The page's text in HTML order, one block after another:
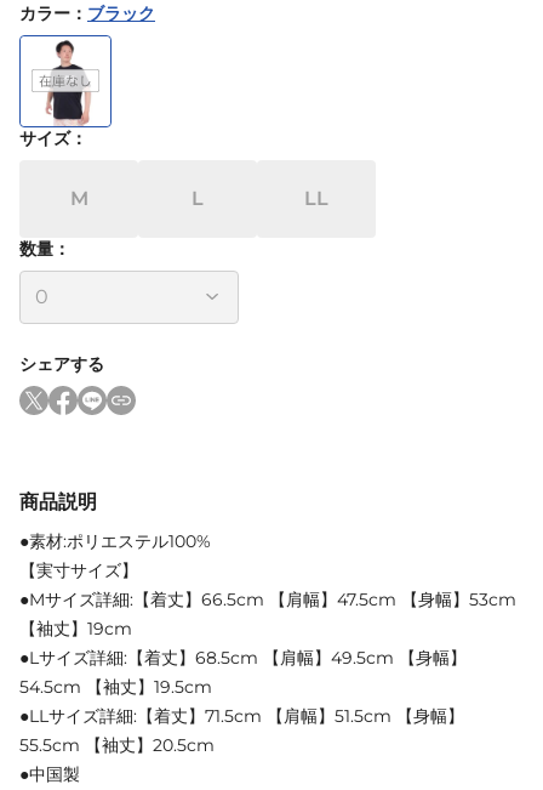
カラー ： ブラック
サイズ：
M L LL
数量：
シェアする
商品説明
●素材:ポリエステル100%
【実寸サイズ】
●Mサイズ詳細:【着丈】66.5cm 【肩幅】47.5cm 【身幅】53cm
【袖丈】19cm
●Lサイズ詳細:【着丈】68.5cm 【肩幅】49.5cm 【身幅】
54.5cm 【袖丈】19.5cm
●LLサイズ詳細:【着丈】71.5cm 【肩幅】51.5cm 【身幅】
55.5cm 【袖丈】20.5cm
●中国製